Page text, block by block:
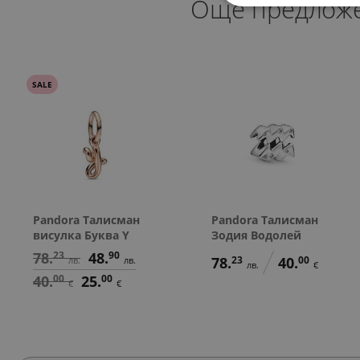
Още
SALE
Pandora Талисман
висулка Буква Y
78.23 лв. 48.90 лв.
40.00 € 25.00 €
Pandora Талисман
Зодия Водолей
78.23 лв. 40.00 €